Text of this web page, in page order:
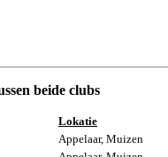
beide clubs
Lokatie
Appelaar, Muizen